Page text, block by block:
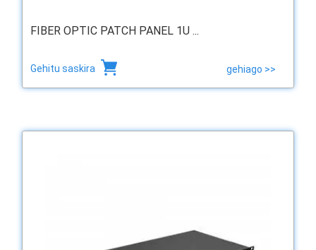
FIBER OPTIC PATCH PANEL 1U ...
Gehitu saskira gehiago >>